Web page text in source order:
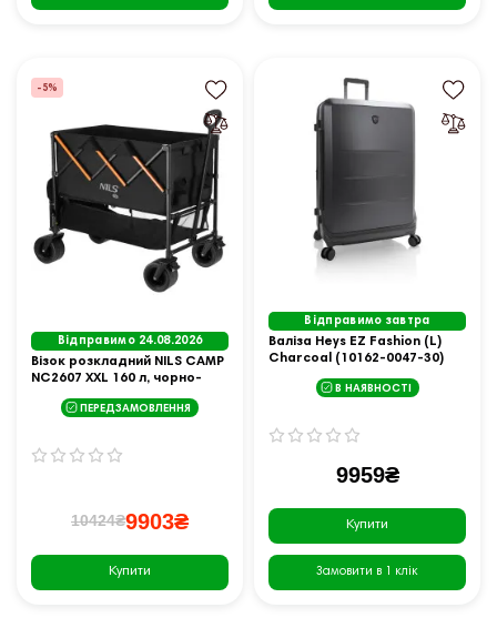
-5%
Відправимо 24.08.2026
Візок розкладний NILS CAMP
NC2607 XXL 160 л, чорно-
ПЕРЕДЗАМОВЛЕННЯ
10424₴9903₴
Купити
Відправимо завтра
Валіза Heys EZ Fashion (L)
Charcoal (10162-0047-30)
В НАЯВНОСТІ
9959₴
Купити
Замовити в 1 клік